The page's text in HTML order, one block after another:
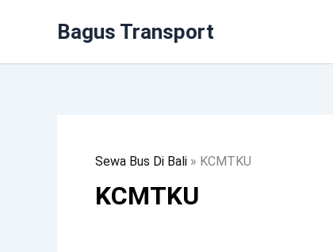
Bagus Transport
Sewa Bus Di Bali » KCMTKU
KCMTKU